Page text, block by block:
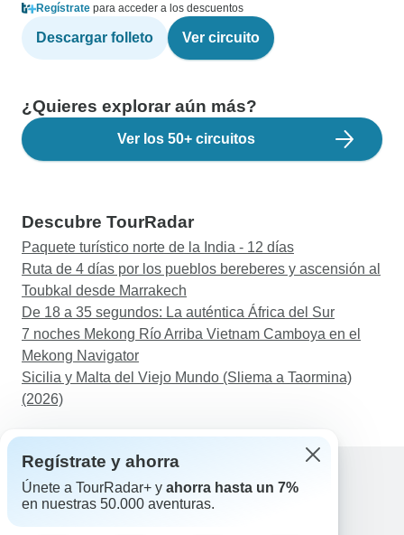
Regístrate para acceder a los descuentos
Descargar folleto Ver circuito
¿Quieres explorar aún más?
Ver los 50+ circuitos
Descubre TourRadar
Paquete turístico norte de la India - 12 días
Ruta de 4 días por los pueblos bereberes y ascensión al
Toubkal desde Marrakech
De 18 a 35 segundos: La auténtica África del Sur
7 noches Mekong Río Arriba Vietnam Camboya en el
Mekong Navigator
Sicilia y Malta del Viejo Mundo (Sliema a Taormina)
(2026)
Ayuda
Regístrate y ahorra
Únete a TourRadar+ y ahorra hasta un 7%
en nuestras 50.000 aventuras.